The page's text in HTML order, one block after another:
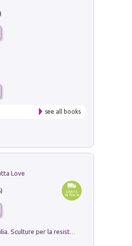
see all books
Love